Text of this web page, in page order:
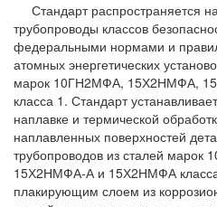
Стандарт распространяется
трубопроводы классов
федеральными нормами и
атомных энергетических
марок 10ГН2МФА, 15Х2НМФА,
класса 1. Стандарт
наплавке и термической
наплавленных поверхностей
трубопроводов из сталей
15Х2НМФА-А и 15Х2НМФА класса
плакирующим слоем из